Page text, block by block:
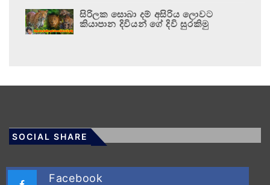
සිරිලක සොබා දම් අසිරිය ලොවට
කියාපාන දිවියන් ගේ දිවි සුරකිමු
SOCIAL SHARE
Facebook